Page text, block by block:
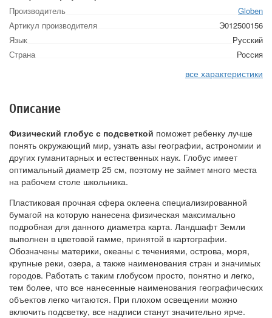
Производитель
Globen
Артикул производителя
Э012500156
Язык
Русский
Страна
Россия
все характеристики
Описание
Физический глобус с подсветкой поможет ребенку лучше
понять окружающий мир, узнать азы географии, астрономии и
других гуманитарных и естественных наук. Глобус имеет
оптимальный диаметр 25 см, поэтому не займет много места
на рабочем столе школьника.
Пластиковая прочная сфера оклеена специализированной
бумагой на которую нанесена физическая максимально
подробная для данного диаметра карта. Ландшафт Земли
выполнен в цветовой гамме, принятой в картографии.
Обозначены материки, океаны с течениями, острова, моря,
крупные реки, озера, а также наименования стран и значимых
городов. Работать с таким глобусом просто, понятно и легко,
тем более, что все нанесенные наименования географических
объектов легко читаются. При плохом освещении можно
включить подсветку, все надписи станут значительно ярче.